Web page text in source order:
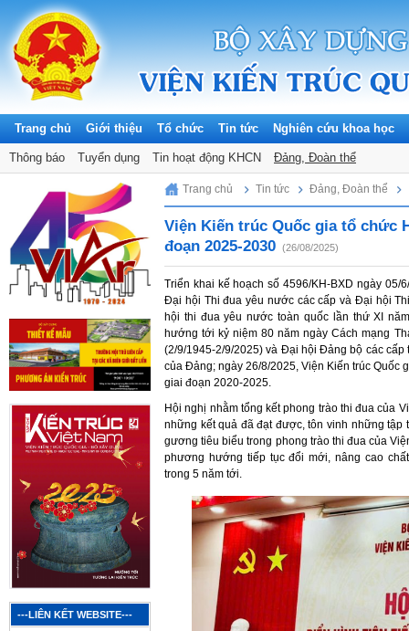
Trang chủ Giới thiệu Tổ chức Tin tức
Thông báo Tuyển dụng Tin hoạt động KHCN Đảng, Đoàn thể
Nghiên cứu khoa học
Sunday, 09/08/2026
---LIÊN KẾT WEBSITE---
Trang chủ Tin tức Đảng, Đoàn thể
Viện Kiến trúc Quốc gia tổ chức
đoạn 2025-2030 (26/08/2025)
Triển khai kế hoạch số 4596/KH-BXD ngày
Đại hội Thi đua yêu nước các cấp và Đại hội
hội thi đua yêu nước toàn quốc lần thứ XI
hướng tới kỷ niệm 80 năm ngày Cách mạng
(2/9/1945-2/9/2025) và Đại hội Đảng bộ các
của Đảng; ngày 26/8/2025, Viện Kiến trúc Quốc
giai đoạn 2020-2025.
Hội nghị nhằm tổng kết phong trào thi đua của
những kết quả đã đạt được, tôn vinh những
gương tiêu biểu trong phong trào thi đua của
phương hướng tiếp tục đổi mới, nâng cao
trong 5 năm tới.